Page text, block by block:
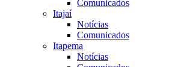
Comunicados
Itajaí
Notícias
Comunicados
Itapema
Notícias